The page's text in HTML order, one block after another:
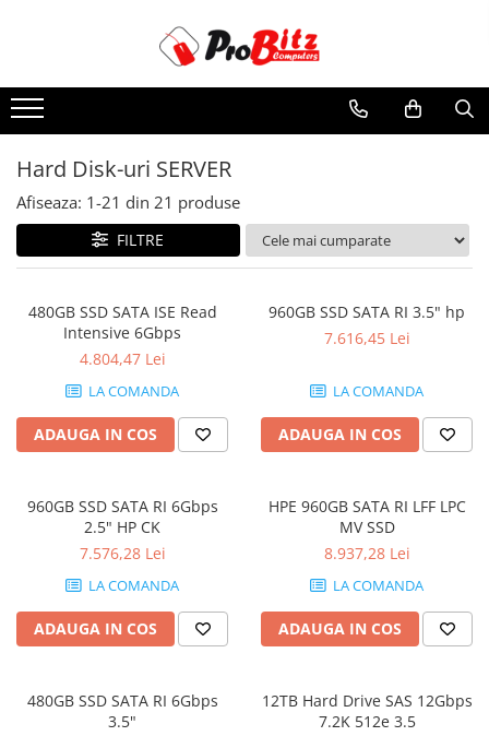
Laptopuri si accesorii
Laptopuri Noi
Laptopuri Renew
Laptopuri Refurbished
Laptopuri Second-hand
Memorii laptop
Hard Disk-uri laptop
Baterii laptop
Componente REFURBISHED Laptop
Hard Disk-uri Refurbished
Docking stations
Genti Laptop
Incarcatoare laptop
Incarcatoare laptop refurbished
Standuri și Coolere Laptop
Alte accesorii
PC, Componente & Software
Hard Disk-uri SERVER
Afiseaza: 1-21 din 21 produse
FILTRE
480GB SSD SATA ISE Read
Intensive 6Gbps
4.804,47 Lei
LA COMANDA
ADAUGA IN COS
960GB SSD SATA RI 3.5" hp
7.616,45 Lei
LA COMANDA
ADAUGA IN COS
960GB SSD SATA RI 6Gbps
2.5" HP CK
7.576,28 Lei
LA COMANDA
ADAUGA IN COS
HPE 960GB SATA RI LFF LPC
MV SSD
8.937,28 Lei
LA COMANDA
ADAUGA IN COS
480GB SSD SATA RI 6Gbps
3.5"
12TB Hard Drive SAS 12Gbps
7.2K 512e 3.5